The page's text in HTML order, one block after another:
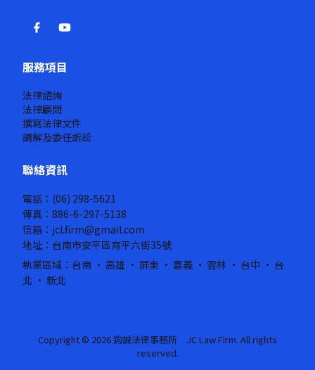
服務項目
法律諮詢
法律顧問
撰寫法律文件
調解及委任訴訟
聯絡資訊
電話：(06) 298-5621
傳真：886-6-297-5138
信箱：jcl.firm@gmail.com
地址：台南市安平區育平六街35號
執業區域：台南 · 高雄 · 屏東 · 嘉義 · 雲林 · 台中 · 台
北 · 新北
Copyright © 2026 鈞誠法律事務所 JC Law Firm. All rights
reserved.